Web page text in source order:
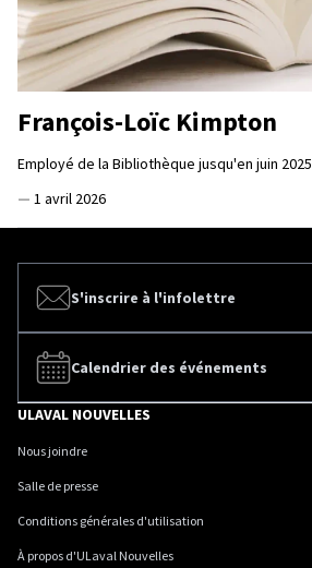
François-Loïc Kimpton
Employé de la Bibliothèque jusqu'en juin 2025
— 1 avril 2026
S'inscrire à l'infolettre
Calendrier des événements
ULAVAL NOUVELLES
Nous joindre
Salle de presse
Conditions générales d'utilisation
À propos d'ULaval Nouvelles